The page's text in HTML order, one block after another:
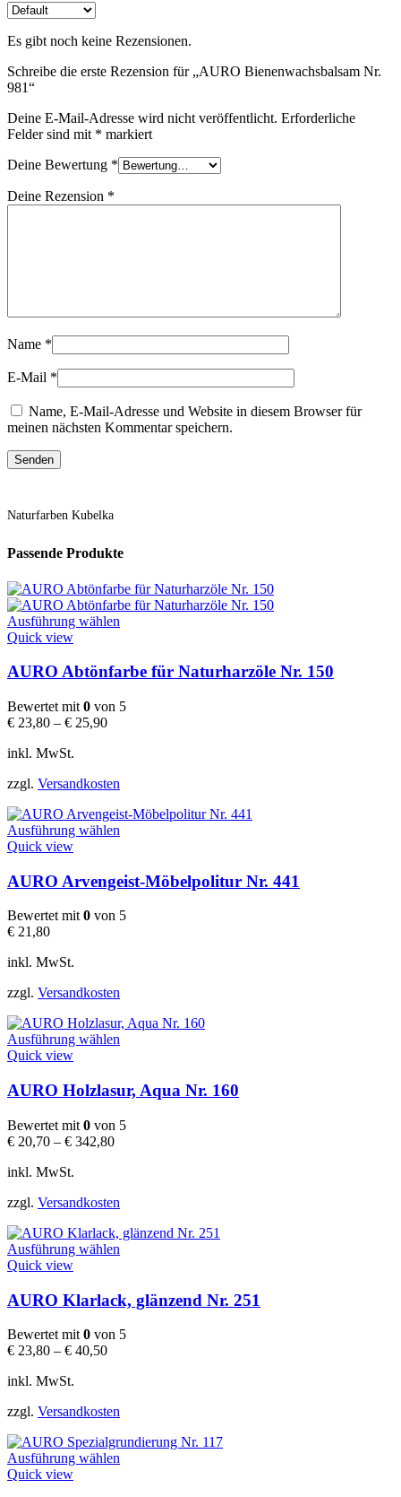
Es gibt noch keine Rezensionen.
Schreibe die erste Rezension für „AURO Bienenwachsbalsam Nr.
981“
Deine E-Mail-Adresse wird nicht veröffentlicht. Erforderliche
Felder sind mit * markiert
Deine Bewertung *
Deine Rezension *
Name *
E-Mail *
Name, E-Mail-Adresse und Website in diesem Browser für
meinen nächsten Kommentar speichern.
Naturfarben Kubelka
Passende Produkte
Ausführung wählen
mehrere
auf.
gewählt
Quick view
AURO Abtönfarbe für Naturharzöle Nr. 150
Bewertet mit 0 von 5
€ 23,80 – € 25,90
inkl. MwSt.
zzgl. Versandkosten
Ausführung wählen
mehrere
Varianten
auf.
gewählt
Quick view
AURO Arvengeist-Möbelpolitur Nr. 441
Bewertet mit0 von 5
€ 21,80
inkl. MwSt.
zzgl. Versandkosten
Ausführung wählen
mehrere
Varianten
auf.
gewählt
Quick view
AURO Holzlasur, Aqua Nr. 160
Bewertet mit 0 von 5
€ 20,70 – € 342,80
inkl. MwSt.
zzgl. Versandkosten
Ausführung wählen
mehrere
Varianten
auf.
gewählt
Quick view
AURO Klarlack, glänzend Nr. 251
Bewertet mit 0 von 5
€ 23,80 – € 40,50
inkl. MwSt.
zzgl. Versandkosten
Ausführung wählen
Quick view